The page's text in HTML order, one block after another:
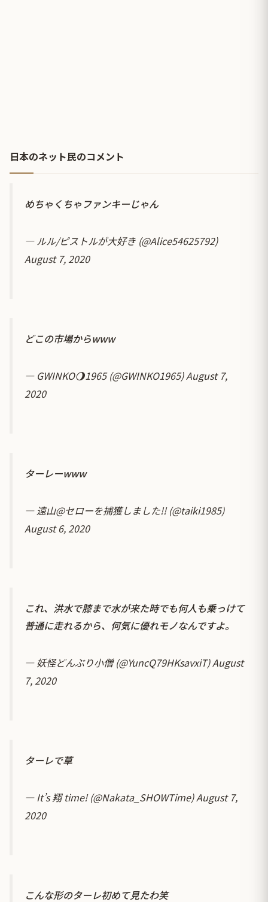
日本のネット民のコメント
めちゃくちゃファンキーじゃん
— ルル/ピストルが大好き (@Alice54625792)
August 7, 2020
どこの市場からwww
— GWINKO🌖1965 (@GWINKO1965)August 7,
2020
ターレーwww
— 遠山@セローを捕獲しました!! (@taiki1985)
August 6, 2020
これ、洪水で膝まで水が来た時でも何人も乗っけて
普通に走れるから、何気に優れモノなんですよ。
— 妖怪どんぶり小僧 (@YuncQ79HKsavxiT)August
7, 2020
ターレで草
— It’s 翔 time! (@Nakata_SHOWTime)August 7,
2020
こんな形のターレ初めて見たわ笑